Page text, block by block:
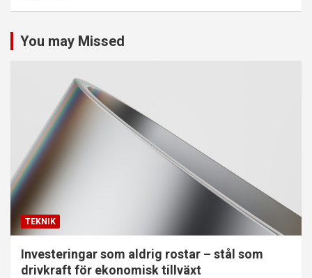
You may Missed
TEKNIK
Investeringar som aldrig rostar – stål som
drivkraft för ekonomisk tillväxt